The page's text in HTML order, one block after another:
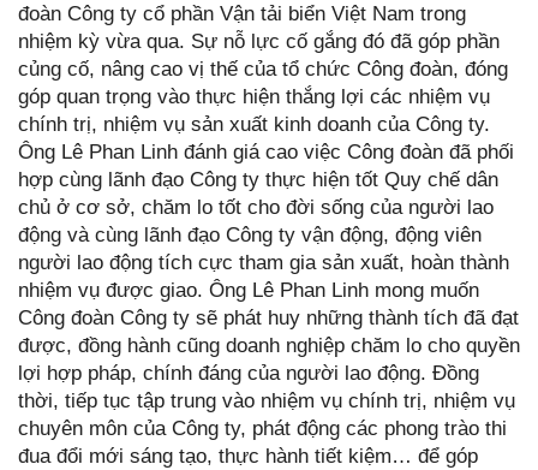
đoàn Công ty cổ phần Vận tải biển Việt Nam trong
nhiệm kỳ vừa qua. Sự nỗ lực cố gắng đó đã góp phần
củng cố, nâng cao vị thế của tổ chức Công đoàn, đóng
góp quan trọng vào thực hiện thắng lợi các nhiệm vụ
chính trị, nhiệm vụ sản xuất kinh doanh của Công ty.
Ông Lê Phan Linh đánh giá cao việc Công đoàn đã phối
hợp cùng lãnh đạo Công ty thực hiện tốt Quy chế dân
chủ ở cơ sở, chăm lo tốt cho đời sống của người lao
động và cùng lãnh đạo Công ty vận động, động viên
người lao động tích cực tham gia sản xuất, hoàn thành
nhiệm vụ được giao. Ông Lê Phan Linh mong muốn
Công đoàn Công ty sẽ phát huy những thành tích đã đạt
được, đồng hành cũng doanh nghiệp chăm lo cho quyền
lợi hợp pháp, chính đáng của người lao động. Đồng
thời, tiếp tục tập trung vào nhiệm vụ chính trị, nhiệm vụ
chuyên môn của Công ty, phát động các phong trào thi
đua đổi mới sáng tạo, thực hành tiết kiệm… để góp